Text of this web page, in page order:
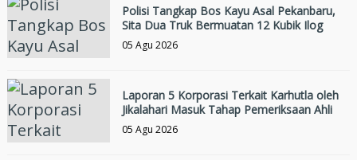
Polisi Tangkap Bos Kayu Asal Pekanbaru,
Sita Dua Truk Bermuatan 12 Kubik Ilog
05 Agu 2026
Laporan 5 Korporasi Terkait Karhutla oleh
Jikalahari Masuk Tahap Pemeriksaan Ahli
05 Agu 2026